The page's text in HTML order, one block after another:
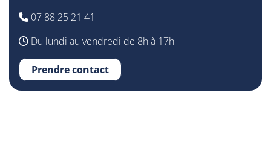
07 88 25 21 41
Du lundi au vendredi de 8h à 17h
Prendre contact